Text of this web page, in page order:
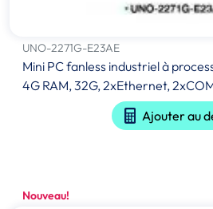
UNO-2271G-E23AE
Mini PC fanless industriel à
4G RAM, 32G, 2xEthernet,
Ajouter au
Nouveau!